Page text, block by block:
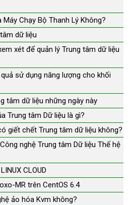
Máy Chạy Bộ Thanh Lý Không?
dữ liệu
xét để quản lý Trung tâm dữ liệu
sử dụng năng lượng cho khối
tâm dữ liệu những ngày này
Trung tâm Dữ liệu là gì?
giết chết Trung tâm dữ liệu không?
nghệ Trung tâm Dữ liệu Thế hệ
CLOUD
MR trên CentOS 6.4
ảo hóa Kvm không?